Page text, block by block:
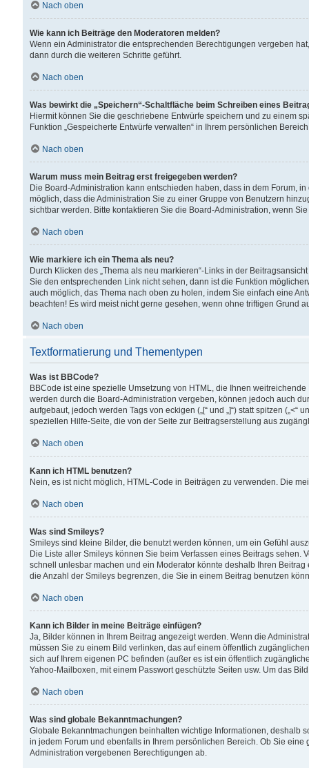
Nach oben
Wie kann ich Beiträge den Moderatoren melden?
Wenn ein Administrator die entsprechenden Berechtigungen vergeben
dann durch die weiteren Schritte geführt.
Nach oben
Was bewirkt die „Speichern“-Schaltfläche beim Schreiben eines
Hiermit können Sie die geschriebene Entwürfe speichern und zu einem
Funktion „Gespeicherte Entwürfe verwalten“ in Ihrem persönlichen
Nach oben
Warum muss mein Beitrag erst freigegeben werden?
Die Board-Administration kann entschieden haben, dass in dem Forum,
möglich, dass die Administration Sie zu einer Gruppe von Benutzern
sichtbar werden. Bitte kontaktieren Sie die Board-Administration, wenn
Nach oben
Wie markiere ich ein Thema als neu?
Durch Klicken des „Thema als neu markieren“-Links in der
Sie den entsprechenden Link nicht sehen, dann ist die Funktion
auch möglich, das Thema nach oben zu holen, indem Sie einfach eine
beachten! Es wird meist nicht gerne gesehen, wenn ohne triftigen Grund
Nach oben
Textformatierung und Thementypen
Was ist BBCode?
BBCode ist eine spezielle Umsetzung von HTML, die Ihnen
werden durch die Board-Administration vergeben, können jedoch auch
aufgebaut, jedoch werden Tags von eckigen („[“ und „]“) statt spitzen
speziellen Hilfe-Seite, die von der Seite zur Beitragserstellung aus
Nach oben
Kann ich HTML benutzen?
Nein, es ist nicht möglich, HTML-Code in Beiträgen zu verwenden. Die
Nach oben
Was sind Smileys?
Smileys sind kleine Bilder, die benutzt werden können, um ein Gefühl
Die Liste aller Smileys können Sie beim Verfassen eines Beitrags
schnell unlesbar machen und ein Moderator könnte deshalb Ihren
die Anzahl der Smileys begrenzen, die Sie in einem Beitrag benutzen
Nach oben
Kann ich Bilder in meine Beiträge einfügen?
Ja, Bilder können in Ihrem Beitrag angezeigt werden. Wenn die
müssen Sie zu einem Bild verlinken, das auf einem öffentlich
sich auf Ihrem eigenen PC befinden (außer es ist ein öffentlich
Yahoo-Mailboxen, mit einem Passwort geschützte Seiten usw. Um das
Nach oben
Was sind globale Bekanntmachungen?
Globale Bekanntmachungen beinhalten wichtige Informationen, deshalb
in jedem Forum und ebenfalls in Ihrem persönlichen Bereich. Ob Sie
Administration vergebenen Berechtigungen ab.